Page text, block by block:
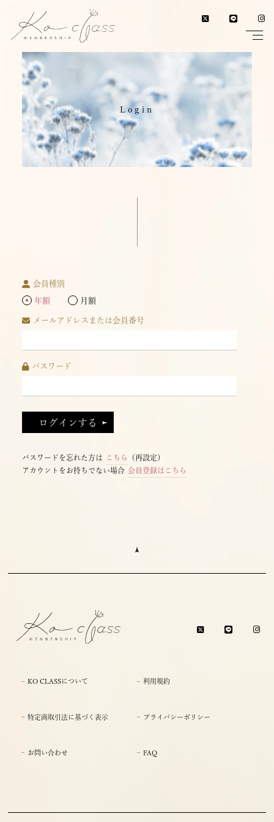
Login
会員種別
年額 月額
メールアドレスまたは会員番号
パスワード
パスワードを忘れた方は こちら
（再設定）
アカウントをお持ちでない場合 会員登録はこちら
KO CLASSについて 利用規約
特定商取引法に基づく表示 プライバシーポリシー
お問い合わせ FAQ